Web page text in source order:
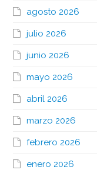
agosto 2026
julio 2026
junio 2026
mayo 2026
abril 2026
marzo 2026
febrero 2026
enero 2026